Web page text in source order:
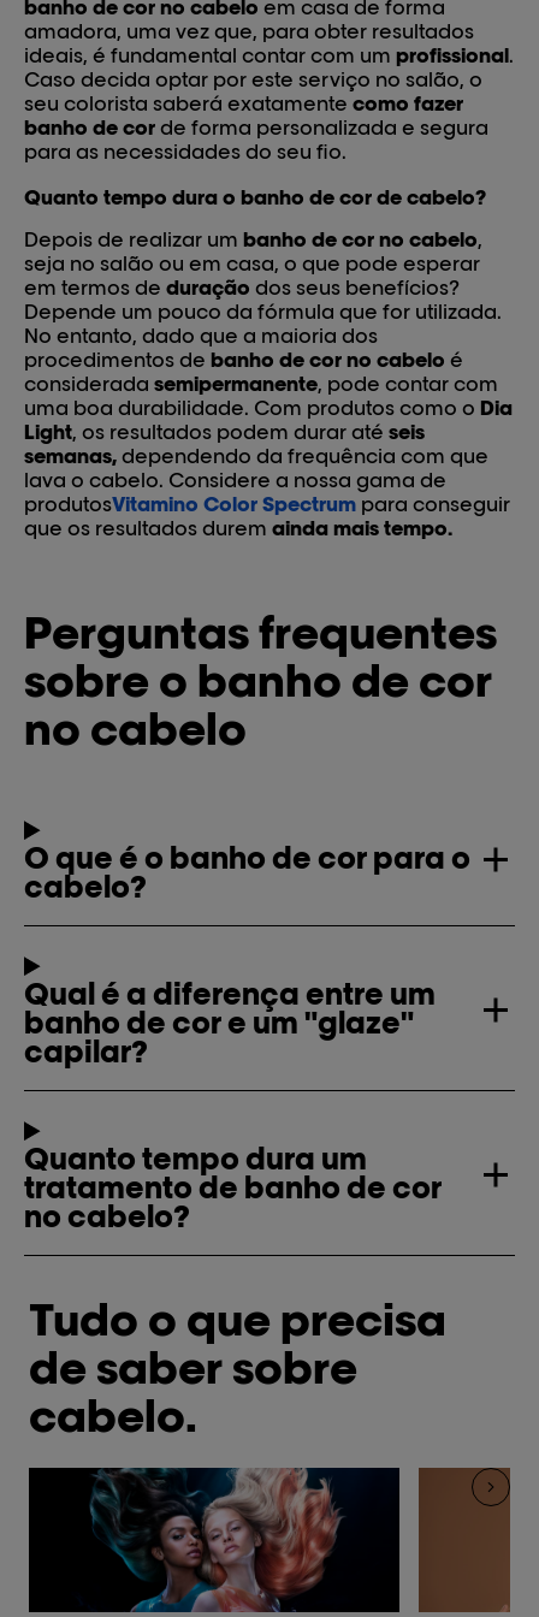
banho de cor no cabelo em casa de forma
amadora, uma vez que, para obter resultados
ideais, é fundamental contar com um profissional.
Caso decida optar por este serviço no salão, o
seu colorista saberá exatamente como fazer
banho de cor de forma personalizada e segura
para as necessidades do seu fio.
Quanto tempo dura o banho de cor de cabelo?
Depois de realizar um banho de cor no cabelo,
seja no salão ou em casa, o que pode esperar
em termos de duração dos seus benefícios?
Depende um pouco da fórmula que for utilizada.
No entanto, dado que a maioria dos
procedimentos de banho de cor no cabelo é
considerada semipermanente, pode contar com
uma boa durabilidade. Com produtos como o Dia
Light, os resultados podem durar até seis
semanas, dependendo da frequência com que
lava o cabelo. Considere a nossa gama de
produtosVitamino Color Spectrum para conseguir
que os resultados durem ainda mais tempo.
Perguntas frequentes
sobre o banho de cor
no cabelo
O que é o banho de cor para o
cabelo?
Qual é a diferença entre um
banho de cor e um "glaze"
capilar?
Quanto tempo dura um
tratamento de banho de cor
no cabelo?
Tudo o que precisa
de saber sobre
cabelo.